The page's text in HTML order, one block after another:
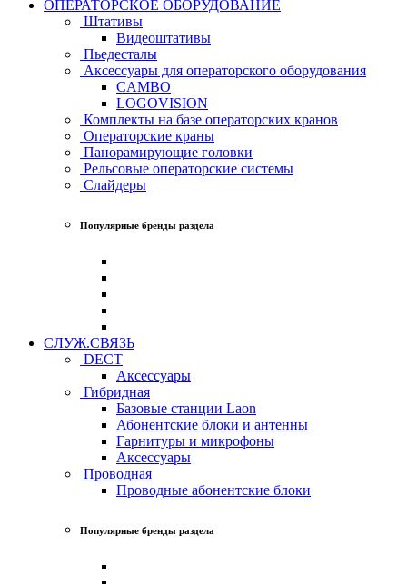
ОПЕРАТОРСКОЕ ОБОРУДОВАНИЕ
Штативы
Видеоштативы
Пьедесталы
Аксессуары для операторского оборудования
CAMBO
LOGOVISION
Комплекты на базе операторских кранов
Операторские краны
Панорамирующие головки
Рельсовые операторские системы
Слайдеры
Популярные бренды раздела
СЛУЖ.СВЯЗЬ
DECT
Аксессуары
Гибридная
Базовые станции Laon
Абонентские блоки и антенны
Гарнитуры и микрофоны
Аксессуары
Проводная
Проводные абонентские блоки
Популярные бренды раздела